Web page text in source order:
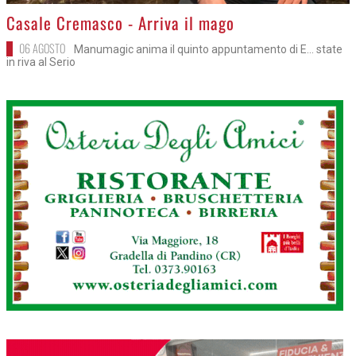
>
Casale Cremasco - Arriva il mago
06 AGOSTO
Manumagic anima il quinto appuntamento di E... state
in riva al Serio